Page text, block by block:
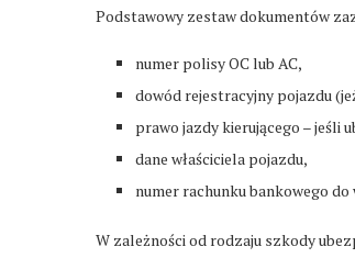
Podstawowy zestaw dokumentów
numer polisy OC lub AC,
dowód rejestracyjny pojazdu
prawo jazdy kierującego – jeśli
dane właściciela pojazdu,
numer rachunku bankowego
W zależności od rodzaju szkody